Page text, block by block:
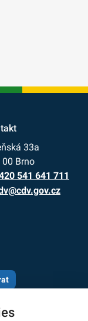
33a
00 Brno
541 641 711